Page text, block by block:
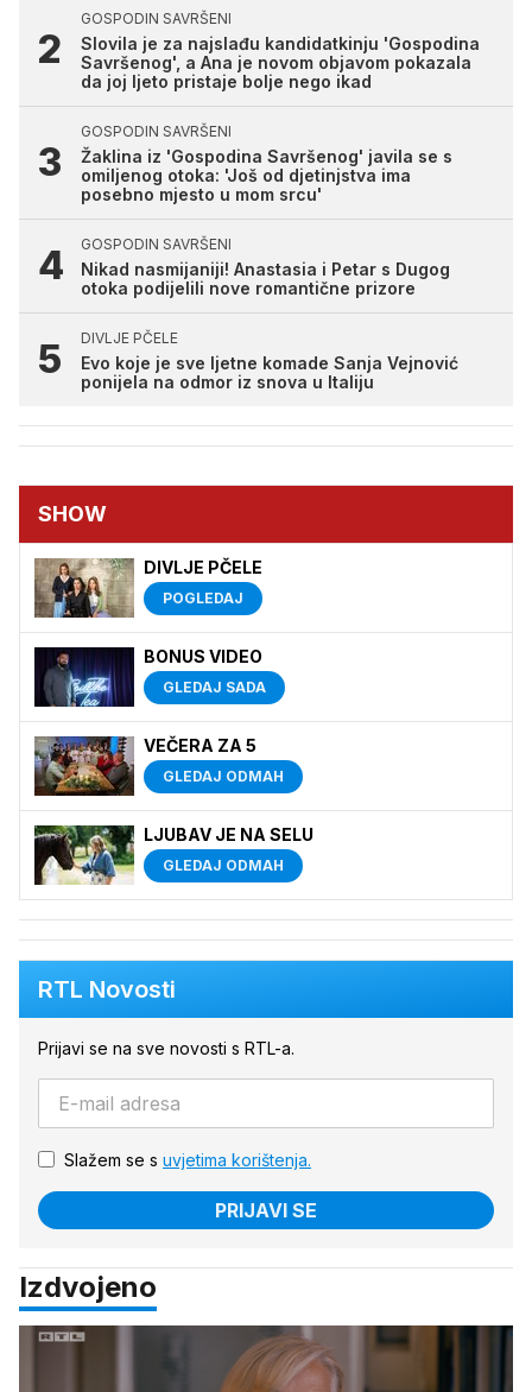
GOSPODIN SAVRŠENI
Slovila je za najslađu kandidatkinju 'Gospodina
Savršenog', a Ana je novom objavom pokazala
da joj ljeto pristaje bolje nego ikad
GOSPODIN SAVRŠENI
Žaklina iz 'Gospodina Savršenog' javila se s
omiljenog otoka: 'Još od djetinjstva ima
posebno mjesto u mom srcu'
GOSPODIN SAVRŠENI
Nikad nasmijaniji! Anastasia i Petar s Dugog
otoka podijelili nove romantične prizore
DIVLJE PČELE
Evo koje je sve ljetne komade Sanja Vejnović
ponijela na odmor iz snova u Italiju
SHOW
DIVLJE PČELE
POGLEDAJ
BONUS VIDEO
GLEDAJ SADA
VEČERA ZA 5
GLEDAJ ODMAH
LJUBAV JE NA SELU
GLEDAJ ODMAH
RTL Novosti
Prijavi se na sve novosti s RTL-a.
Slažem se s uvjetima korištenja.
PRIJAVI SE
Izdvojeno